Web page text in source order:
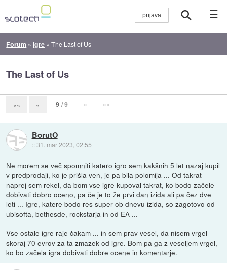
☰
Forum »Igre »The Last of Us
The Last of Us
«« « 9 / 9 » »»
BorutO
::31. mar 2023, 02:55
Ne morem se več spomniti katero igro sem kakšnih 5 let nazaj kupil
v predprodaji, ko je prišla ven, je pa bila polomija ... Od takrat
naprej sem rekel, da bom vse igre kupoval takrat, ko bodo začele
dobivati dobro oceno, pa če je to že prvi dan izida ali pa čez dve
leti ... Igre, katere bodo res super ob dnevu izida, so zagotovo od
ubisofta, bethesde, rockstarja in od EA ...
Vse ostale igre raje čakam ... in sem prav vesel, da nisem vrgel
skoraj 70 evrov za ta zmazek od igre. Bom pa ga z veseljem vrgel,
ko bo začela igra dobivati dobre ocene in komentarje.